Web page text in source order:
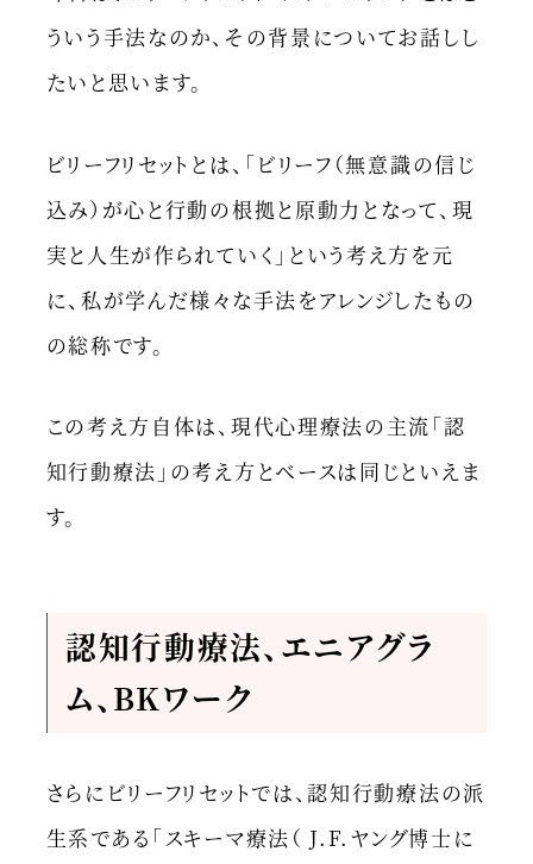
ういう手法なのか、その背景についてお話しし
たいと思います。
ビリーフリセットとは、「ビリーフ（無意識の信じ
込み）が心と行動の根拠と原動力となって、現
実と人生が作られていく」という考え方を元
に、私が学んだ様々な手法をアレンジしたもの
の総称です。
この考え方自体は、現代心理療法の主流「認
知行動療法」の考え方とベースは同じといえま
す。
認知行動療法、エニアグラ
ム、BKワーク
さらにビリーフリセットでは、認知行動療法の派
生系である「スキーマ療法（ J.F.ヤング博士に